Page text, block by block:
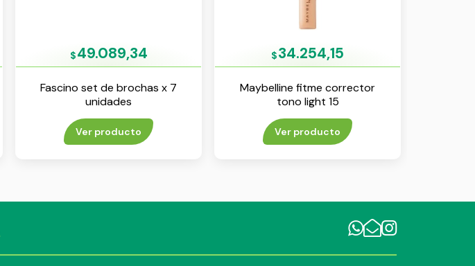
$49.089,34
Fascino set de brochas x 7
unidades
Ver producto
$34.254,15
Maybelline fitme corrector
tono light 15
Ver producto